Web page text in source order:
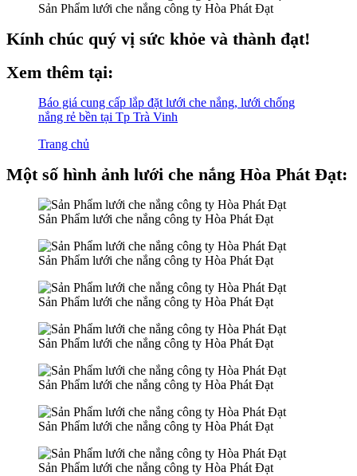
Sản Phẩm lưới che nắng công ty Hòa Phát Đạt
Kính chúc quý vị sức khỏe và thành đạt!
Xem thêm tại:
Báo giá cung cấp lắp đặt lưới che nắng, lưới chống
nắng rẻ bền tại Tp Trà Vinh
Trang chủ
Một số hình ảnh lưới che nắng Hòa Phát Đạt:
Sản Phẩm lưới che nắng công ty Hòa Phát Đạt
Sản Phẩm lưới che nắng công ty Hòa Phát Đạt
Sản Phẩm lưới che nắng công ty Hòa Phát Đạt
Sản Phẩm lưới che nắng công ty Hòa Phát Đạt
Sản Phẩm lưới che nắng công ty Hòa Phát Đạt
Sản Phẩm lưới che nắng công ty Hòa Phát Đạt
Sản Phẩm lưới che nắng công ty Hòa Phát Đạt